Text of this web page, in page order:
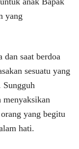
yang
saat berdoa
sesuatu yang
Sungguh
menyaksikan
yang begitu
hati.